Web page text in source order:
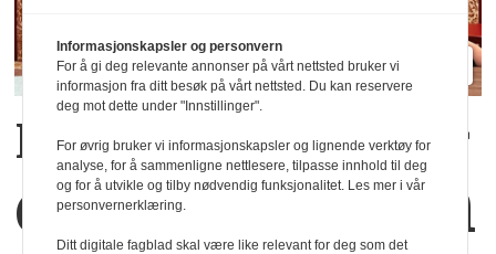
Kaffekoppen binder
dem sammen
Informasjonskapsler og personvern
For å gi deg relevante annonser på vårt nettsted bruker vi
informasjon fra ditt besøk på vårt nettsted. Du kan reservere
deg mot dette under "Innstillinger".
For øvrig bruker vi informasjonskapsler og lignende verktøy for
analyse, for å sammenligne nettlesere, tilpasse innhold til deg
og for å utvikle og tilby nødvendig funksjonalitet. Les mer i vår
personvernerklæring.
Ditt digitale fagblad skal være like relevant for deg som det